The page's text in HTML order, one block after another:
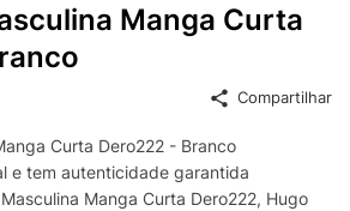
Manga Curta
Compartilhar
Curta Dero222 - Branco
e tem autenticidade garantida
Manga Curta Dero222, Hugo